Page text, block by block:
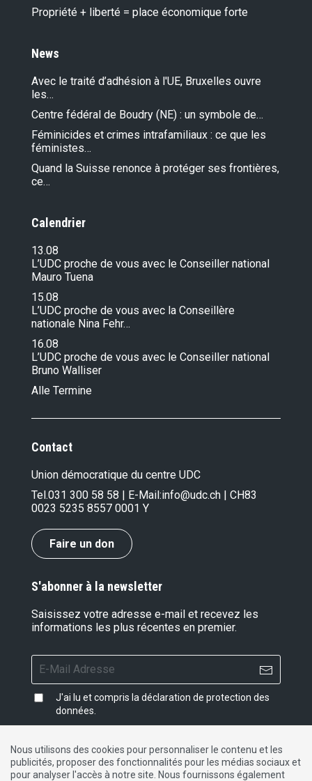
Propriété + liberté = place économique forte
News
Avec le traité d’adhésion à l'UE, Bruxelles ouvre
les…
Centre fédéral de Boudry (NE) : un symbole de…
Féminicides et crimes intrafamiliaux : ce que les
féministes…
Quand la Suisse renonce à protéger ses frontières,
ce…
Calendrier
13.08
L’UDC proche de vous avec le Conseiller national
Mauro Tuena
15.08
L’UDC proche de vous avec la Conseillère
nationale Nina Fehr…
16.08
L’UDC proche de vous avec le Conseiller national
Bruno Walliser
Alle Termine
Contact
Union démocratique du centre UDC
Tel.031 300 58 58 | E-Mail:info@udc.ch | CH83
0023 5235 8557 0001 Y
Faire un don
S'abonner à la newsletter
Saisissez votre adresse e-mail et recevez les
informations les plus récentes en premier.
J'ai lu et compris ladéclaration de protection des
données.
Impressum| Protection des données|Contact
Nous utilisons des cookies pour personnaliser le contenu et les
publicités, proposer des fonctionnalités pour les médias sociaux et
pour analyser l'accès à notre site. Nous fournissons également